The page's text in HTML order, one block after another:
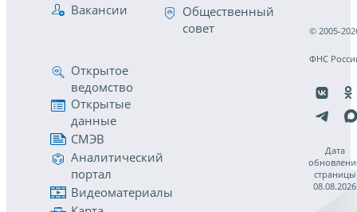
Вакансии
Общественный
совет
Открытое
ведомство
Открытые
данные
СМЭВ
Аналитический
портал
Видеоматериалы
© 2005-
ФНС
Дата
страницы
08.08.2026